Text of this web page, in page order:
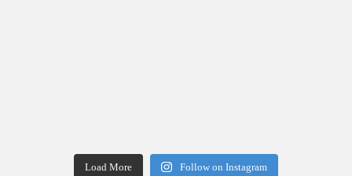
Load More Follow on Instagram